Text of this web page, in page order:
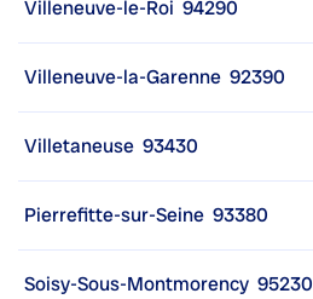
Villeneuve-le-Roi 94290
Villeneuve-la-Garenne 92390
Villetaneuse 93430
Pierrefitte-sur-Seine 93380
Soisy-Sous-Montmorency 95230